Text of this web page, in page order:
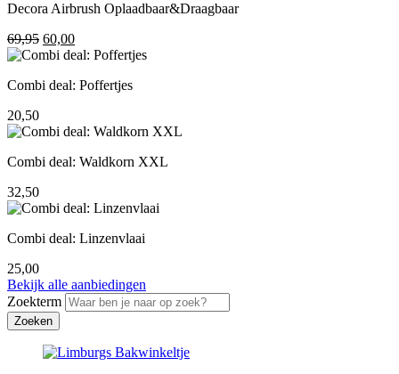
Decora Airbrush Oplaadbaar&Draagbaar
69,95 Oorspronkelijke
prijs
69,95.
60,00Huidige
prijs
60,00.
Combi deal: Poffertjes
20,50
Combi deal: Waldkorn XXL
32,50
Combi deal: Linzenvlaai
25,00
Bekijk alle aanbiedingen
Zoekterm